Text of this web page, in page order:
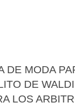
DE MODA
DE
LOS